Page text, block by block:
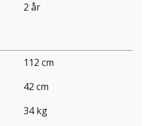
2 år
112 cm
42 cm
34 kg